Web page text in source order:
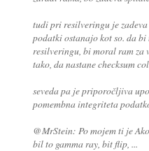
tudi pri resilveringu je
podatki ostanajo kot so. da
resilveringu, bi moral ram
tako, da nastane checksum
seveda pa je priporočljiva
pomembna integriteta
@MrStein: Po mojem ti je
bil to gamma ray, bit flip, ...